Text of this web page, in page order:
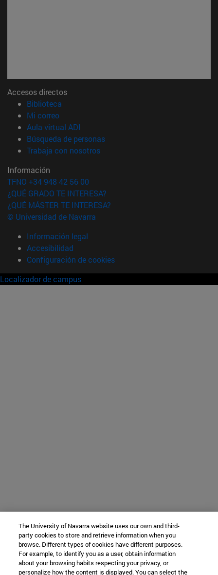
Accesos directos
Biblioteca
Mi correo(abre en nueva ventana)
Aula virtual ADI
Búsqueda de personas(abre en nueva ventana)
Trabaja con nosotros(abre en nueva ventana)
Información
TFNO +34 948 42 56 00
¿QUÉ GRADO TE INTERESA?
¿QUÉ MÁSTER TE INTERESA?
© Universidad de Navarra
Información legal
Accesibilidad
Configuración de cookies
Localizador de campus
The University of Navarra website uses our own and third-
party cookies to store and retrieve information when you
browse. Different types of cookies have different purposes.
For example, to identify you as a user, obtain information
about your browsing habits respecting your privacy, or
personalize how the content is displayed. You can select the